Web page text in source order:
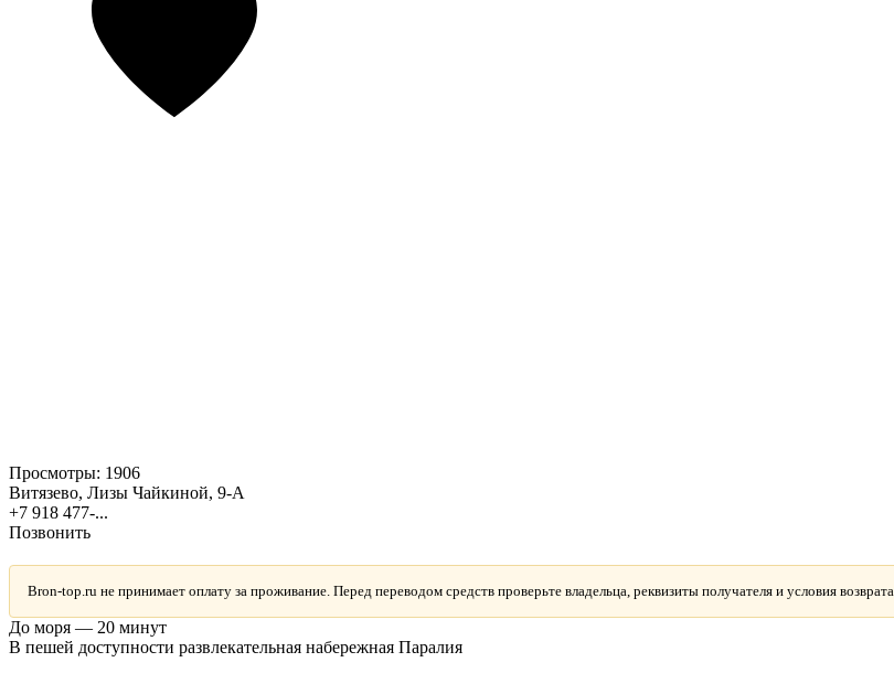
Просмотры: 1906
Витязево, Лизы Чайкиной, 9-А
+7 918 477-...
Позвонить
Bron-top.ru не принимает оплату за проживание. Перед переводом средств проверьте владельца, реквизиты получателя и условия возврата.
До моря — 20 минут
В пешей доступности развлекательная набережная Паралия